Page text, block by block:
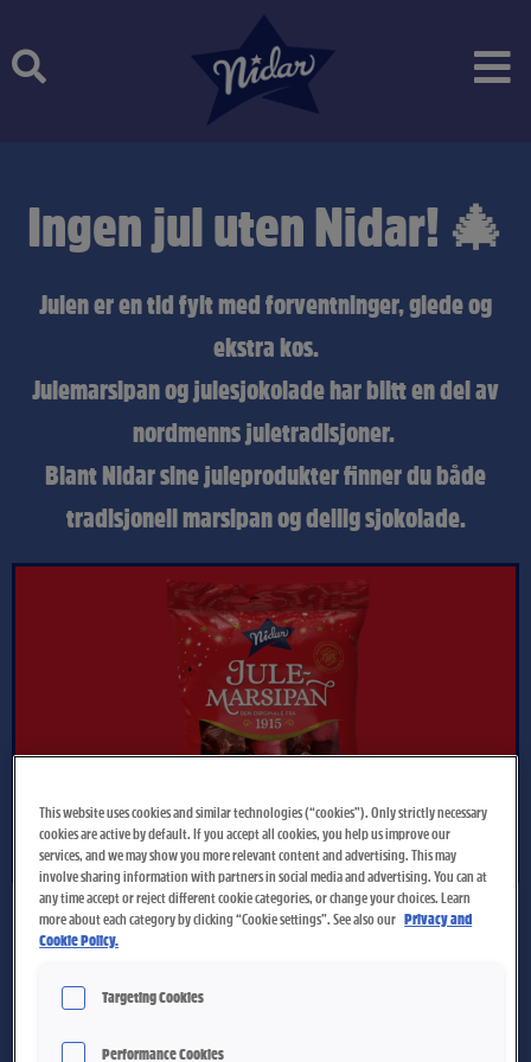
content
Ingen jul uten Nidar! 🎄
Julen er en tid fylt med forventninger, glede og
ekstra kos.
Julemarsipan og julesjokolade har blitt en del av
nordmenns juletradisjoner.
Blant Nidar sine juleprodukter finner du både
tradisjonell marsipan og deilig sjokolade.
Nidar Julemarsipan
Nidar Julemarsipan er saftig marsipan, laget etter den
det fineste utvalget av mandler, for våre fagfolk setter sin
This website uses cookies and similar technologies (“cookies”). Only strictly necessary
cookies are active by default. If you accept all cookies, you help us improve our
services, and we may show you more relevant content and advertising. This may
involve sharing information with partners in social media and advertising. You can at
any time accept or reject different cookie categories, or change your choices. Learn
more about each category by clicking “Cookie settings”. See also our Privacy and
Cookie Policy.
Targeting Cookies
Performance Cookies